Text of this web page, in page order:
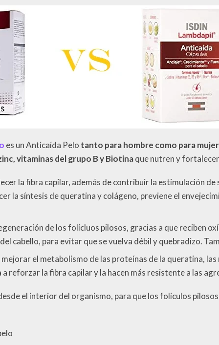
es un Anticaída Pelo tanto para hombre como para mujer
vitaminas del grupo B y Biotinaque nutren y
la fibra capilar, además de contribuir la estimulación
la síntesis de queratina y colágeno, previene el
de los folícluos pilosos, gracias a que reciben
cabello, para evitarque se vuelva débil y quebradizo.
el metabolismo de las proteínas de la queratina,
a reforzar la fibra capilar y la hacen más resistente a las
el interior del organismo, para que los folículos